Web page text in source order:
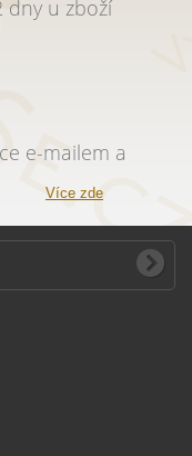
dny u zboží
e-mailem a
Více zde